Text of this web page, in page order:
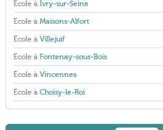
École à Ivry-sur-Seine
École à Maisons-Alfort
École à Villejuif
École à Fontenay-sous-Bois
École à Vincennes
École à Choisy-le-Roi